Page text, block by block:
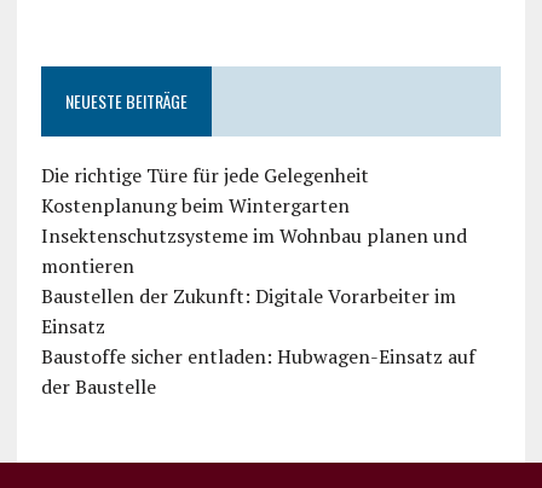
NEUESTE BEITRÄGE
Die richtige Türe für jede Gelegenheit
Kostenplanung beim Wintergarten
Insektenschutzsysteme im Wohnbau planen und
montieren
Baustellen der Zukunft: Digitale Vorarbeiter im
Einsatz
Baustoffe sicher entladen: Hubwagen-Einsatz auf
der Baustelle